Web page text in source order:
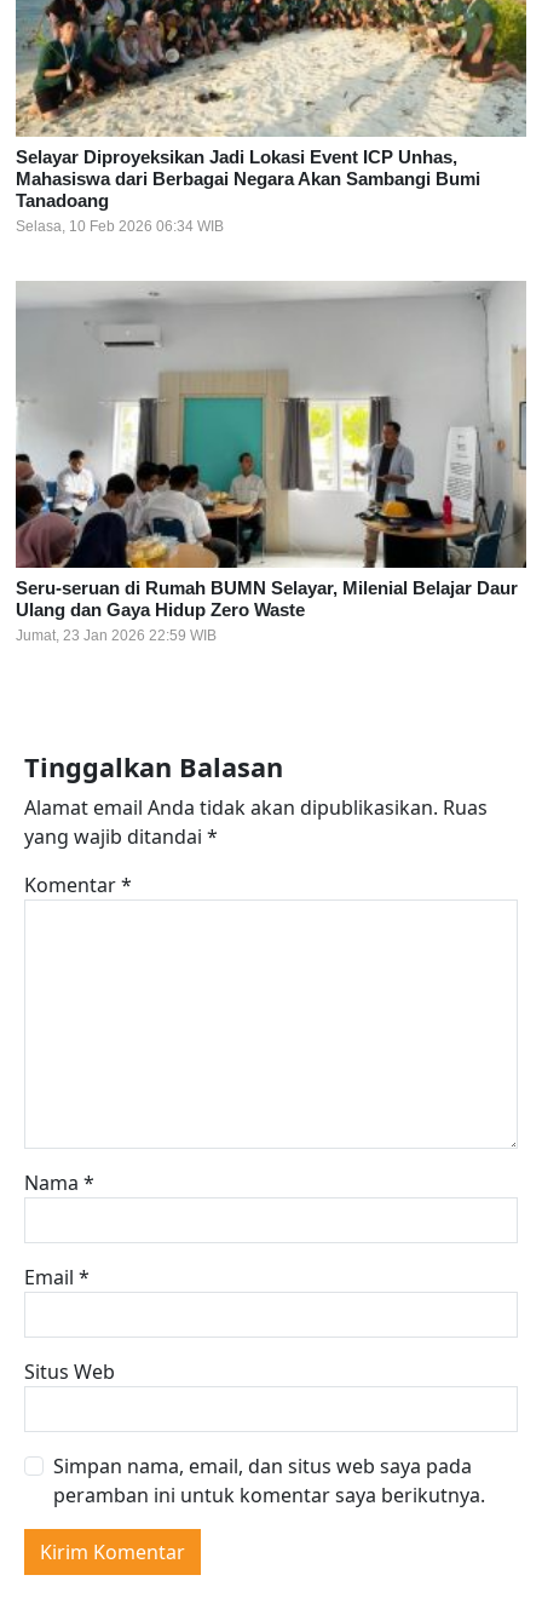
Selayar Diproyeksikan Jadi Lokasi Event ICP Unhas,
Mahasiswa dari Berbagai Negara Akan Sambangi Bumi
Tanadoang
Selasa, 10 Feb 2026 06:34 WIB
Seru-seruan di Rumah BUMN Selayar, Milenial Belajar Daur
Ulang dan Gaya Hidup Zero Waste
Jumat, 23 Jan 2026 22:59 WIB
Tinggalkan Balasan
Alamat email Anda tidak akan dipublikasikan. Ruas
yang wajib ditandai *
Komentar*
Nama *
Email *
Situs Web
Simpan nama, email, dan situs web saya pada
peramban ini untuk komentar saya berikutnya.